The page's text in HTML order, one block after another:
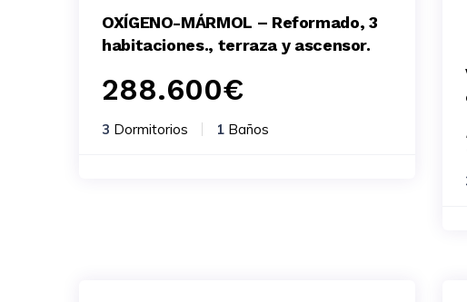
OXÍGENO-MÁRMOL – Reformado, 3
habitaciones., terraza y ascensor.
288.600€
3 Dormitorios 1 Baños